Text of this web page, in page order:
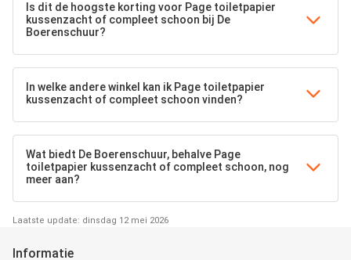
Is dit de hoogste korting voor Page toiletpapier
kussenzacht of compleet schoon bij De
Boerenschuur?
In welke andere winkel kan ik Page toiletpapier
kussenzacht of compleet schoon vinden?
Wat biedt De Boerenschuur, behalve Page
toiletpapier kussenzacht of compleet schoon, nog
meer aan?
Laatste update: dinsdag 12 mei 2026
Informatie